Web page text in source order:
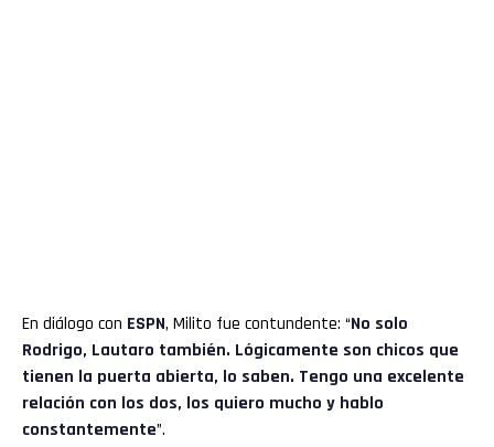
En diálogo con ESPN, Milito fue contundente: “No solo
Rodrigo, Lautaro también. Lógicamente son chicos que
tienen la puerta abierta, lo saben. Tengo una excelente
relación con los dos, los quiero mucho y hablo
constantemente”.